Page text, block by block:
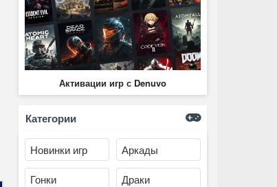
Активации игр с Denuvo
Категории
Новинки игр Аркады
Гонки Драки